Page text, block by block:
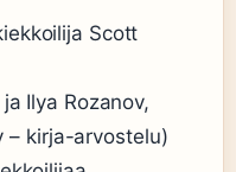
Scott
Ilya Rozanov,
– kirja-arvostelu)